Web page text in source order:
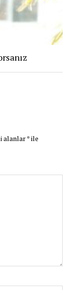
alanlar*ile